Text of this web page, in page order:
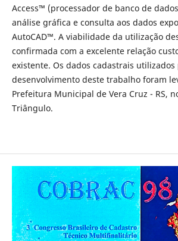
Access™ (processador de banco de
análise gráfica e consulta aos dados
AutoCAD™. A viabilidade da utilização
confirmada com a excelente relação
existente. Os dados cadastrais utilizados
desenvolvimento deste trabalho foram
Prefeitura Municipal de Vera Cruz - RS,
Triângulo.